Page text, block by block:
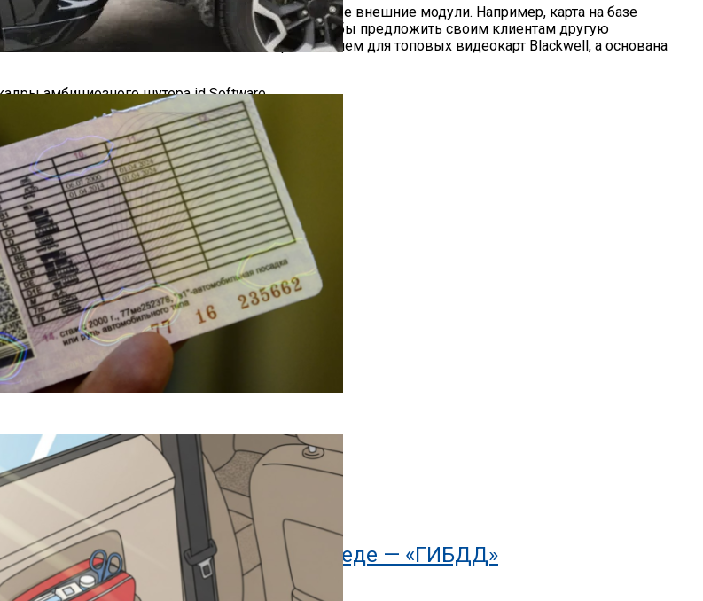
Уладить Спор После ДТП Без ГАИ — «ГИБДД»
на основе чипа GB202, смешивая различные внешние модули. Например, карта на базе
как некоторые OEM-производители могли бы предложить своим клиентам другую
плата не является обязательным требованием для топовых видеокарт Blackwell, а основана
амбициозного шутера id Software
до 5,2 ГГц
— «Автоновости»
Летнего Мальчика На Велосипеде — «ГИБДД»